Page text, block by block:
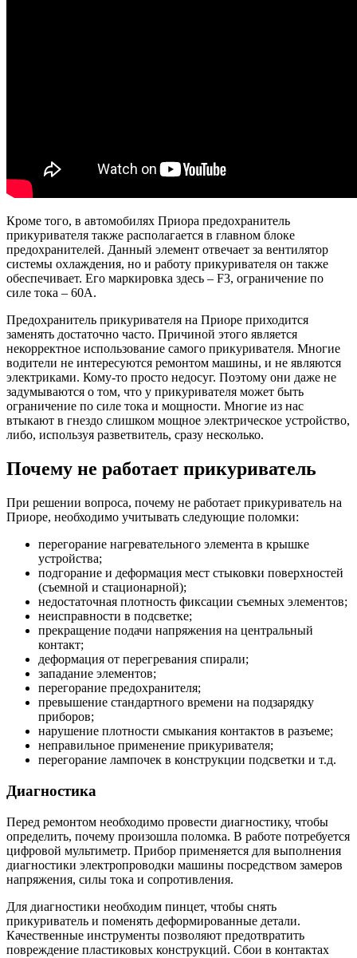
Кроме того, в автомобилях Приора предохранитель
прикуривателя также располагается в главном блоке
предохранителей. Данный элемент отвечает за вентилятор
системы охлаждения, но и работу прикуривателя он также
обеспечивает. Его маркировка здесь – F3, ограничение по
силе тока – 60А.
Предохранитель прикуривателя на Приоре приходится
заменять достаточно часто. Причиной этого является
некорректное использование самого прикуривателя. Многие
водители не интересуются ремонтом машины, и не являются
электриками. Кому-то просто недосуг. Поэтому они даже не
задумываются о том, что у прикуривателя может быть
ограничение по силе тока и мощности. Многие из нас
втыкают в гнездо слишком мощное электрическое устройство,
либо, используя разветвитель, сразу несколько.
Почему не работает прикуриватель
При решении вопроса, почему не работает прикуриватель на
Приоре, необходимо учитывать следующие поломки:
перегорание нагревательного элемента в крышке
устройства;
подгорание и деформация мест стыковки поверхностей
(съемной и стационарной);
недостаточная плотность фиксации съемных элементов;
неисправности в подсветке;
прекращение подачи напряжения на центральный
контакт;
деформация от перегревания спирали;
западание элементов;
перегорание предохранителя;
превышение стандартного времени на подзарядку
приборов;
нарушение плотности смыкания контактов в разъеме;
неправильное применение прикуривателя;
перегорание лампочек в конструкции подсветки и т.д.
Диагностика
Перед ремонтом необходимо провести диагностику, чтобы
определить, почему произошла поломка. В работе потребуется
цифровой мультиметр. Прибор применяется для выполнения
диагностики электропроводки машины посредством замеров
напряжения, силы тока и сопротивления.
Для диагностики необходим пинцет, чтобы снять
прикуриватель и поменять деформированные детали.
Качественные инструменты позволяют предотвратить
повреждение пластиковых конструкций. Сбои в контактах